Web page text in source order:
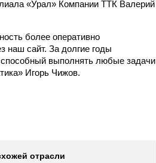
«Урал» Компании ТТК Валерий
более оперативно
наш сайт. За долгие годы
выполнять любые задачи
Игорь Чижов.
отрасли